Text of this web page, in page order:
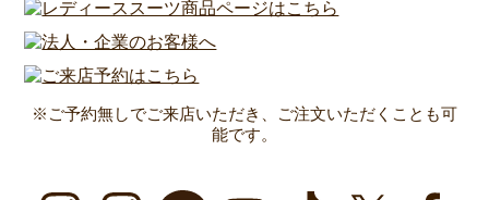
※ご予約無しでご来店いただき、ご注文いただくことも可
能です。